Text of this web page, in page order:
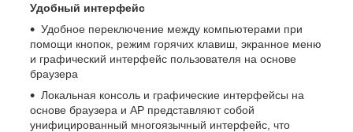
Удобный интерфейс
Удобное переключение между компьютерами при
помощи кнопок, режим горячих клавиш, экранное меню
и графический интерфейс пользователя на основе
браузера
Локальная консоль и графические интерфейсы на
основе браузера и AP представляют собой
унифицированный многоязычный интерфейс, что